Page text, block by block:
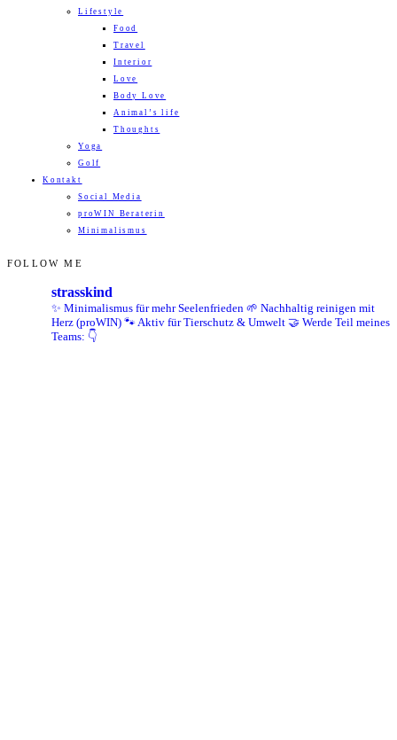
Lifestyle
Food
Travel
Interior
Love
Body Love
Animal’s life
Thoughts
Yoga
Golf
Kontakt
Social Media
proWIN Beraterin
Minimalismus
FOLLOW ME
strasskind
✨ Minimalismus für mehr Seelenfrieden 🌱 Nachhaltig reinigen mit
Herz (proWIN) 🐾 Aktiv für Tierschutz & Umwelt 🤝 Werde Teil meines
Teams: 👇